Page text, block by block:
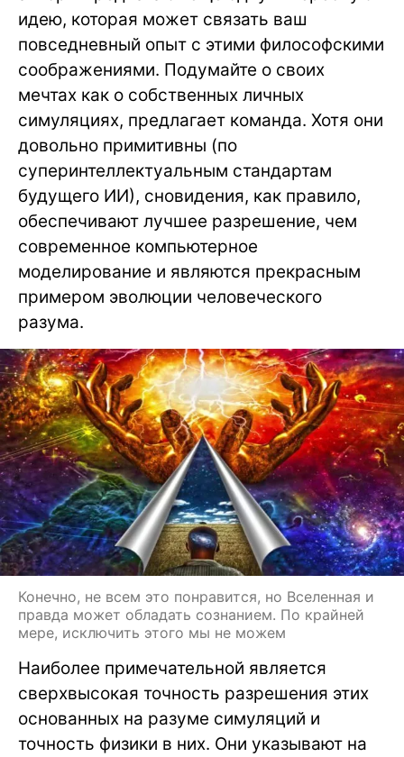
идею, которая может связать ваш
повседневный опыт с этими философскими
соображениями. Подумайте о своих
мечтах как о собственных личных
симуляциях, предлагает команда. Хотя они
довольно примитивны (по
суперинтеллектуальным стандартам
будущего ИИ), сновидения, как правило,
обеспечивают лучшее разрешение, чем
современное компьютерное
моделирование и являются прекрасным
примером эволюции человеческого
разума.
Конечно, не всем это понравится, но Вселенная и
правда может обладать сознанием. По крайней
мере, исключить этого мы не можем
Наиболее примечательной является
сверхвысокая точность разрешения этих
основанных на разуме симуляций и
точность физики в них. Они указывают на